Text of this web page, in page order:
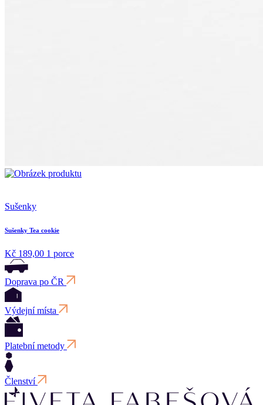
Sušenky
Sušenky Tea cookie
Kč 189,00 1 porce
Doprava po ČR
Výdejní místa
Platební metody
Členství